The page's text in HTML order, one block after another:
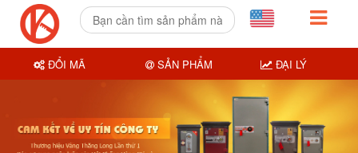
ĐỔI MÃ SẢN PHẨM ĐẠI LÝ